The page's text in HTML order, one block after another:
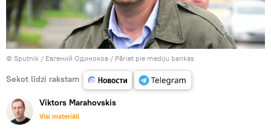
© Sputnik / Евгений Одиноков / Pāriet pie mediju bankas
Sekot līdzi rakstam
Viktors Marahovskis
Visi materiāli